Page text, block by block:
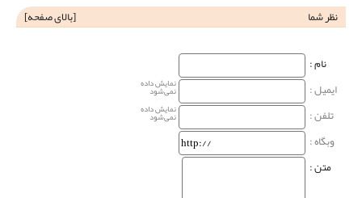
نظر شما [بالای صفحه]
نام‌ :
ایمیل :
نمایش داده
نمی‌شود
تلفن : نمایش داده
نمی‌شود
وبگاه‌ :
متن :